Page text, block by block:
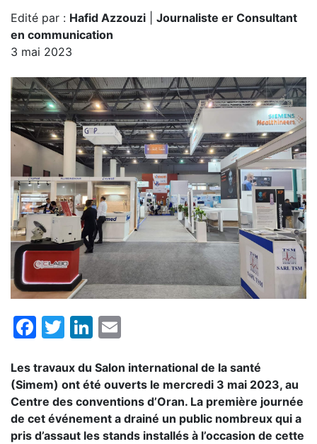
Edité par : Hafid Azzouzi
Journaliste er Consultant
en communication
3 mai 2023
Facebook
TwitterLinkedIn
Les travaux du Salon international de la santé
(Simem) ont été ouverts le mercredi 3 mai 2023, au
Centre des conventions d’Oran. La première journée
de cet événement a drainé un public nombreux qui a
pris d’assaut les stands installés à l’occasion de cette